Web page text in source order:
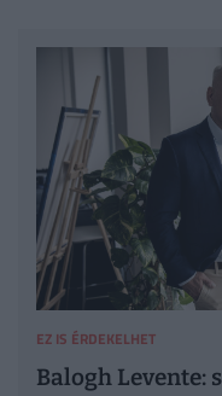
EZ IS ÉRDEKELHET
Balogh Levente: